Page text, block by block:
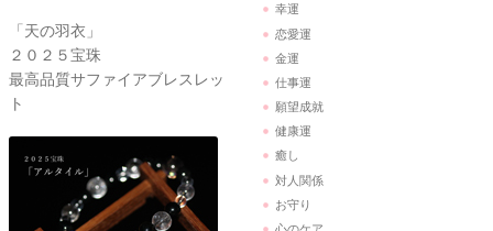
「天の羽衣」
２０２５宝珠
最高品質サファイアブレスレッ
ト
幸運
恋愛運
金運
仕事運
願望成就
健康運
癒し
対人関係
お守り